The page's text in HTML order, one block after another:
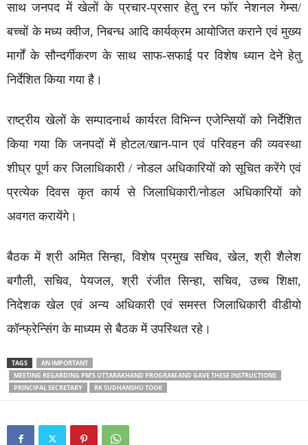
साथ जनपद में खेलों के प्रचार-प्रसार हेतु रन फॉर नेशनल गेम्स/
बच्चों के मध्य क्वीज, निबन्ध आदि कार्यक्रम आयोजित कराने एवं मुख्य
मार्गों के सौन्दर्गीकरण के साथ साफ-सफाई पर विशेष ध्यान देने हेतु
निर्देशित किया गया है।
राष्ट्रीय खेलों के सम्पादनार्थ कार्यरत विभिन्न एजेन्सियों को निर्देशित
किया गया कि जनपदों में होटल/खान-पान एवं परिवहन की व्यवस्था
शीघ्र पूर्ण कर जिलाधिकारी / नोडल अधिकारियों को सूचित करेंगे एवं
प्रत्येक दिवस कृत कार्य से जिलाधिकारी/नोडल अधिकारियों को
अवगत करायेंगे।
बैठक में श्री अमित सिन्हा, विशेष प्रमुख सचिव, खेल, श्री शैलेश
बगौली, सचिव, पेयजल, श्री रंजीत सिन्हा, सचिव, उच्च शिक्षा,
निदेशक खेल एवं अन्य अधिकारी एवं समस्त जिलाधिकारी वीडीयो
कॉन्फ्रेन्सिंग के माध्यम से बैठक में उपस्थित रहे।
TAGS
AN IMPORTANT
MEETING REGARDING PM'S UTTARAKHAND PROGRAM AND GAVE THESE INSTRUCTIONS
PRINCIPAL SECRETARY
RK SUDHANSHU TOOK